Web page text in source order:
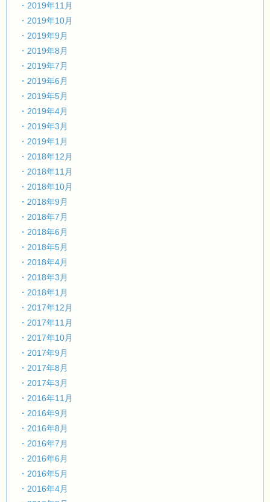
・2019年11月
・2019年10月
・2019年9月
・2019年8月
・2019年7月
・2019年6月
・2019年5月
・2019年4月
・2019年3月
・2019年1月
・2018年12月
・2018年11月
・2018年10月
・2018年9月
・2018年7月
・2018年6月
・2018年5月
・2018年4月
・2018年3月
・2018年1月
・2017年12月
・2017年11月
・2017年10月
・2017年9月
・2017年8月
・2017年3月
・2016年11月
・2016年9月
・2016年8月
・2016年7月
・2016年6月
・2016年5月
・2016年4月